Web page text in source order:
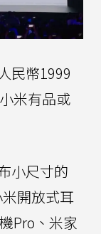
民幣1999
米有品或
小尺寸的
米開放式耳
Pro、米家